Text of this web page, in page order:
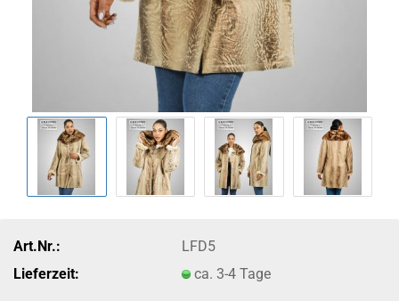
Art.Nr.:
LFD5
Lieferzeit:
ca. 3-4 Tage